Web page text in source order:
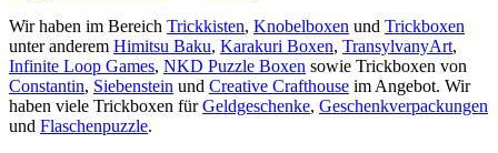
Wir haben im Bereich Trickkisten, Knobelboxen und Trickboxen
unter anderem Himitsu Baku, Karakuri Boxen, TransylvanyArt,
Infinite Loop Games, NKD Puzzle Boxen sowie Trickboxen von
Constantin, Siebenstein und Creative Crafthouse im Angebot. Wir
haben viele Trickboxen fürGeldgeschenke, Geschenkverpackungen
und Flaschenpuzzle.